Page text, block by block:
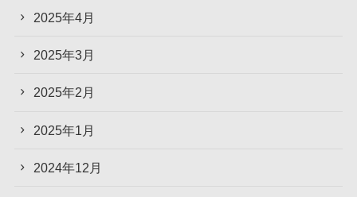
2025年4月
2025年3月
2025年2月
2025年1月
2024年12月